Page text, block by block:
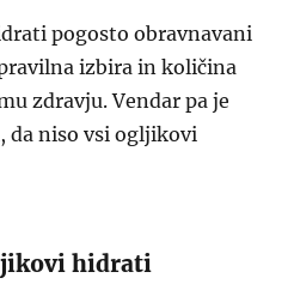
pogosto obravnavani
izbira in količina
zdravju. Vendar pa je
da niso vsi ogljikovi
hidrati